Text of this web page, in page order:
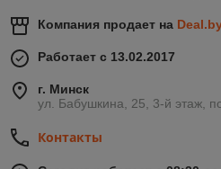
Компания продает на
Работает с 13.02.2017
г. Минск
ул. Бабушкина, 25, 3-й этаж,
Контакты